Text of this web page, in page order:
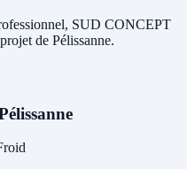
SUD CONCEPT
de Pélissanne.